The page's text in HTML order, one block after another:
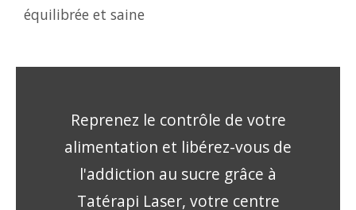
équilibrée et saine
Reprenez le contrôle de votre
alimentation et libérez-vous de
l'addiction au sucre grâce à
Tatérapi Laser, votre centre